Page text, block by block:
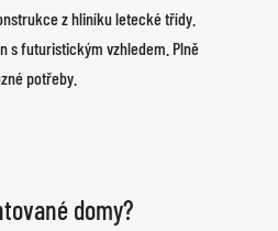
z hliníku letecké třídy.
s futuristickým vzhledem. Plně
potřeby.
domy?